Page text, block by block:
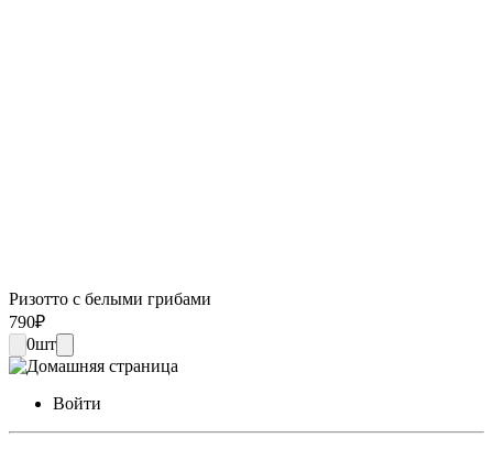
Ризотто с белыми грибами
790₽
0шт
Войти